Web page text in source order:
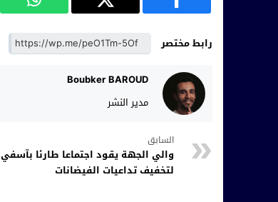
رابط مختصر
Boubker BAROUD
مدير النشر
السابق
والي الجهة يقود اجتماعا طارئا بآسفي
لتخفيف تداعيات الفيضانات